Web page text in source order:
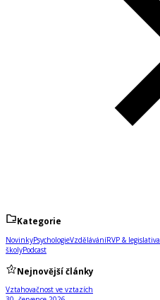
Kategorie
NovinkyPsychologieVzděláváníRVP & legislativa
školyPodcast
Nejnovější články
Vztahovačnost ve vztazích